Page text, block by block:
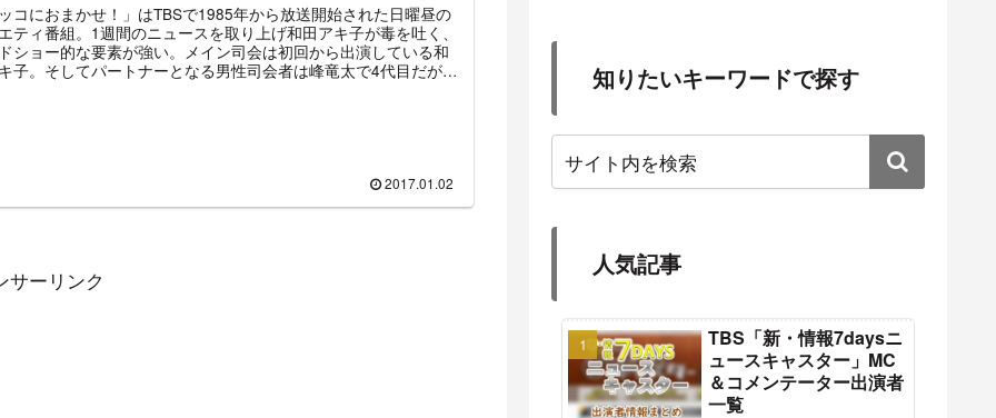
ッコにおまかせ！」はTBSで1985年から放送開始された日曜昼の
ティ番組。1週間のニュースを取り上げ和田アキ子が毒を吐く、
ショー的な要素が強い。メイン司会は初回から出演している和
子。そしてパートナーとなる男性司会者は峰竜太で4代目だが初
る際は、その内容がニュースサイトで記事にされやすく、同日に
レビで放送される「ワイドナショー」と並んで方々から注目さ
2017.01.02
サーリンク
知りたいキーワードで探す
人気記事
TBS「新・情報7daysニ
ュースキャスター」MC
＆コメンテーター出演者
一覧